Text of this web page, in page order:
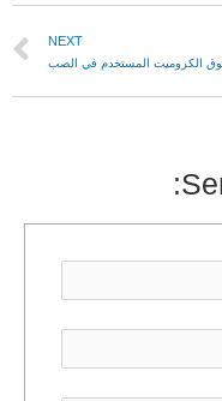
NEXT
الكروميت المستخدم في الصب